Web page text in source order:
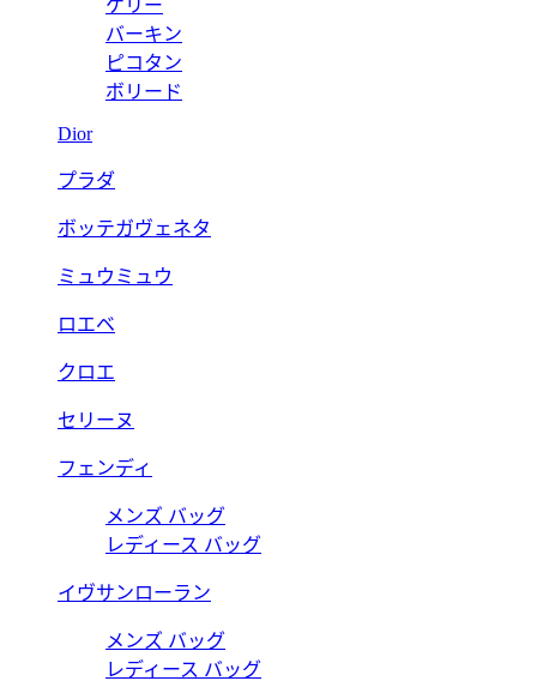
ケリー
バーキン
ピコタン
ボリード
Dior
プラダ
ボッテガヴェネタ
ミュウミュウ
ロエベ
クロエ
セリーヌ
フェンディ
メンズ バッグ
レディース バッグ
イヴサンローラン
メンズ バッグ
レディース バッグ